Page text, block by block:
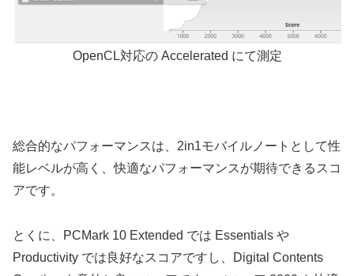
OpenCL対応の Accelerated にて測定
総合的なパフォーマンスは、2in1モバイルノートとして性
能レベルが高く、快適なパフォーマンスが期待できるスコ
アです。
とくに、PCMark 10 Extended では Essentials や
Productivity では良好なスコアですし、Digital Contents